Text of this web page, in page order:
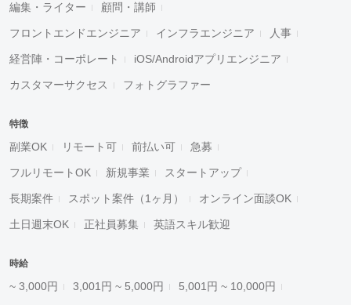
編集・ライター 顧問・講師
フロントエンドエンジニア インフラエンジニア 人事
経営陣・コーポレート iOS/Androidアプリエンジニア
カスタマーサクセス フォトグラファー
特徴
副業OK リモート可 前払い可 急募
フルリモートOK 新規事業 スタートアップ
長期案件 スポット案件（1ヶ月） オンライン面談OK
土日週末OK 正社員募集 英語スキル歓迎
時給
~ 3,000円 3,001円 ~ 5,000円 5,001円 ~ 10,000円